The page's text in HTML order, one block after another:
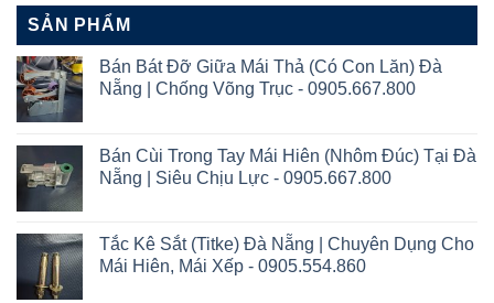
SẢN PHẨM
Bán Bát Đỡ Giữa Mái Thả (Có Con Lăn) Đà
Nẵng | Chống Võng Trục - 0905.667.800
Bán Cùi Trong Tay Mái Hiên (Nhôm Đúc) Tại Đà
Nẵng | Siêu Chịu Lực - 0905.667.800
Tắc Kê Sắt (Titke) Đà Nẵng | Chuyên Dụng Cho
Mái Hiên, Mái Xếp - 0905.554.860